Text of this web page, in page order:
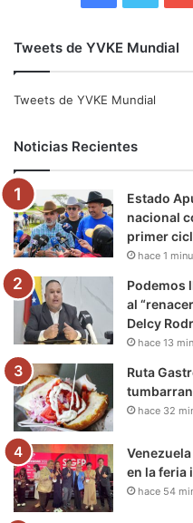
e
o
o
k
t
e
r
Tweets de YVKE Mundial
Tweets de YVKE Mundial
Noticias Recientes
Estado
nacional
primer
hace 1
Podemos
al
Delcy
hace 13
Ruta
hace 32
en la feria
hace 54